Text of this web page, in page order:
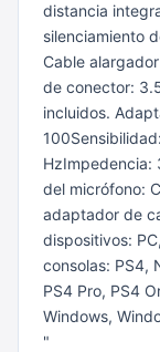
distancia
silenciamiento
Cable
de conector:
incluidos.
HzImpedencia:
del micrófono:
adaptador de
dispositivos:
consolas: PS4,
PS4 Pro, PS4
Windows,
"